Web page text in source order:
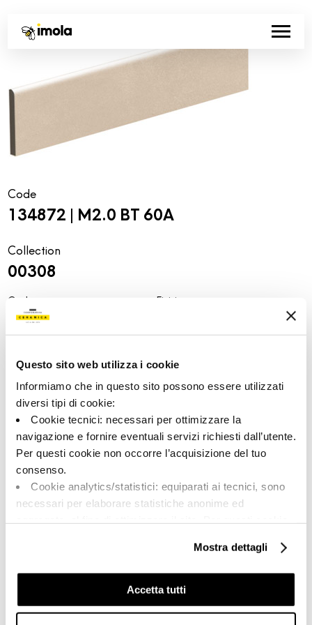
Questo sito web utilizza i cookie
Informiamo che in questo sito possono essere utilizzati
diversi tipi di cookie:
Cookie tecnici: necessari per ottimizzare la
navigazione e fornire eventuali servizi richiesti dall’utente.
Per questi cookie non occorre l’acquisizione del tuo
consenso.
Cookie analytics/statistici: equiparati ai tecnici, sono
necessari per elaborare statistiche anonime ed
Cookie di profilazione/marketing: sono utilizzati, solo
previo tuo consenso, per esaminare le tue abitudini di
navigazione e mostrarti quindi avvisi pubblicitari mirati, in
linea con le tue preferenze.
Mostra dettagli
Accetta tutti
Code
134872 | M2.0 BT 60A
Collection
00308
Couleur:
Amande
Catégorie:
Format:
9.5x60.0
Finition:
Aspect superficiel:
Stonalisation:
V2
PZ
Share: